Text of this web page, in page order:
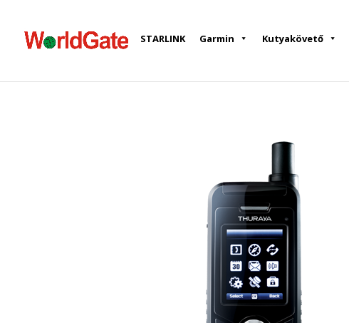
STARLINK Garmin Kutyakövető